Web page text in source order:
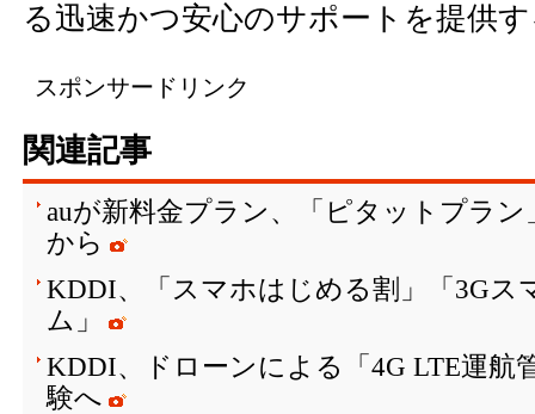
る迅速かつ安心のサポートを提供
スポンサードリンク
関連記事
auが新料金プラン、「ピタットプラン
から
KDDI、「スマホはじめる割」「3Gス
ム」
KDDI、ドローンによる「4G LTE運航
験へ